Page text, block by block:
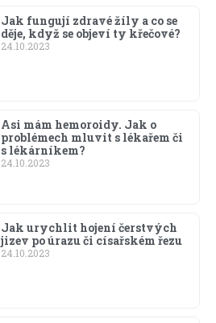
Jak fungují zdravé žíly a co se
děje, když se objeví ty křečové?
24.10.2023
Asi mám hemoroidy. Jak o
problémech mluvit s lékařem či
s lékárníkem?
24.10.2023
Jak urychlit hojení čerstvých
jizev po úrazu či císařském řezu
24.10.2023